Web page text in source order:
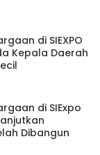
di SIEXPO
Kepala Daerah
di SIExpo
Dibangun